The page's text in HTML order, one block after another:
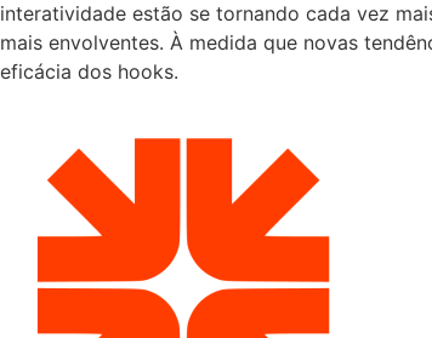
interatividade estão se tornando cada vez
mais envolventes. À medida que novas
eficácia dos hooks.